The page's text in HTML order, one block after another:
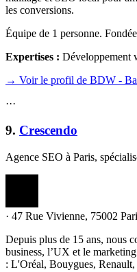
les conversions.
Équipe de 1 personne.
Expertises : Développement
→ Voir le profil de BDW -
···
9. Crescendo
Agence SEO à Paris,
· 47 Rue Vivienne, 75002
Depuis plus de 15 ans, nous
business, l’UX et le
: L'Oréal, Bouygues,